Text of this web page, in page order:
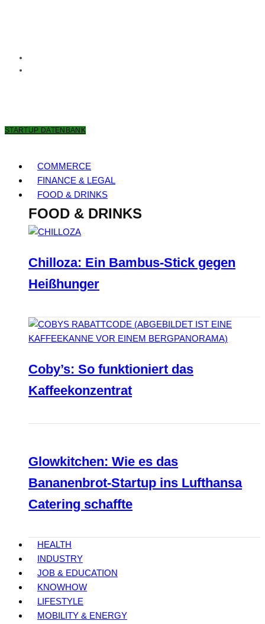
STARTUP DATENBANK
COMMERCE
FINANCE & LEGAL
FOOD & DRINKS
FOOD & DRINKS
Chilloza: Ein Bambus-Stick gegen
Heißhunger
Coby’s: So funktioniert das
Kaffeekonzentrat
Glowkitchen: Wie es das
Bananenbrot-Startup ins Lufthansa
Catering schaffte
HEALTH
INDUSTRY
JOB & EDUCATION
KNOWHOW
LIFESTYLE
MOBILITY & ENERGY